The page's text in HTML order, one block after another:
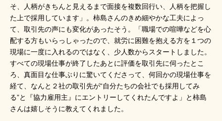
そ、人柄がきちんと見えるまで面接を複数回行い、人柄を把握し
た上で採用しています」。柿島さんのきめ細やかな工夫によっ
て、取引先の声にも変化があったそう。「職場での喧嘩などを心
配する方もいらっしゃったので、就労に困難を抱える方を１つの
現場に一度に入れるのではなく、少人数からスタートしました。
すべての現場仕事が終了したあとに評価を取引先に伺ったとこ
ろ、真面目な仕事ぶりに驚いてくださって、何回かの現場仕事を
経て、なんと２社の取引先が“自分たちの会社でも採用してみ
る”と『協力雇用主』にエントリーしてくれたんですよ」と柿島
さんは嬉しそうに教えてくれました。